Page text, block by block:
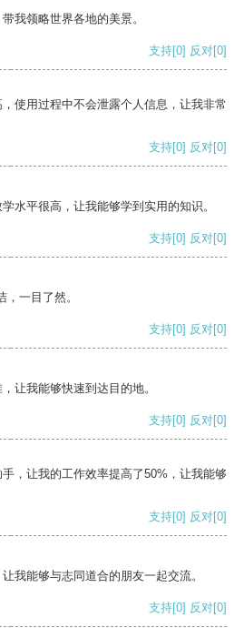
我领略世界各地的美景。
支持[0] 反对[0]
使用过程中不会泄露个人信息，让我非常
支持[0] 反对[0]
水平很高，让我能够学到实用的知识。
支持[0] 反对[0]
一目了然。
支持[0] 反对[0]
让我能够快速到达目的地。
支持[0] 反对[0]
，让我的工作效率提高了50%，让我能够
支持[0] 反对[0]
我能够与志同道合的朋友一起交流。
支持[0] 反对[0]